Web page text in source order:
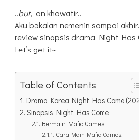
..but, jan khawatir..
Aku bakalan nemenin sampai
review sinopsis drama Night Has
Let’s get it~
Table of Contents
Drama Korea Night Has Come
Sinopsis Night Has Come
Bermain Mafia Games
Cara Main Mafia Games: